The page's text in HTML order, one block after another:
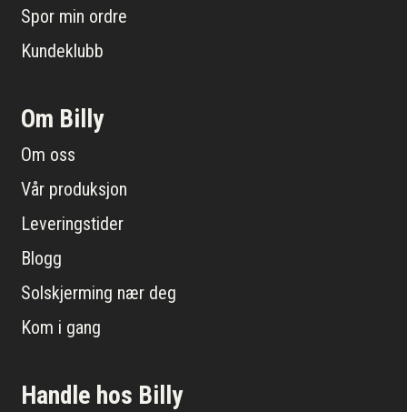
Spor min ordre
Kundeklubb
Om Billy
Om oss
Vår produksjon
Leveringstider
Blogg
Solskjerming nær deg
Kom i gang
Handle hos Billy